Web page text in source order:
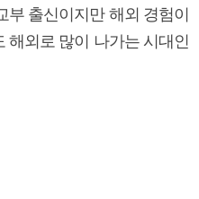
부 출신이지만 해외 경험이
해외로 많이 나가는 시대인